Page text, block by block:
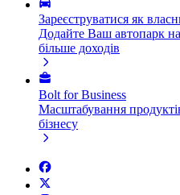
Зареєструватися як
Додайте Ваш автопарк
більше доходів
Bolt for Business
Масштабування
бізнесу